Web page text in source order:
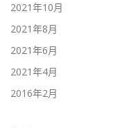
2021年10月
2021年8月
2021年6月
2021年4月
2016年2月